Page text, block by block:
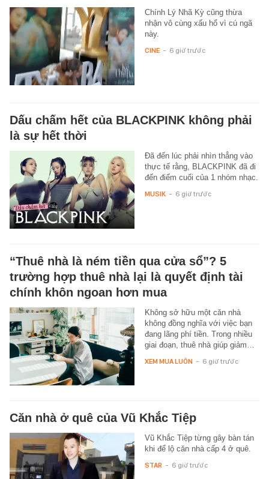
Chính Lý Nhã Kỳ cũng thừa
nhận vô cùng xấu hổ vì cú ngã
này.
CINE - 6 giờ trước
Dấu chấm hết của BLACKPINK không phải
là sự hết thời
Đã đến lúc phải nhìn thẳng vào
thực tế rằng, BLACKPINK đã đi
đến điểm cuối của 1 nhóm nhạc.
MUSIK - 6 giờ trước
“Thuê nhà là ném tiền qua cửa sổ”? 5
trường hợp thuê nhà lại là quyết định tài
chính khôn ngoan hơn mua
Không sở hữu một căn nhà
không đồng nghĩa với việc bạn
đang lãng phí tiền. Trong nhiều
giai đoạn, thuê nhà giúp giảm…
XEM MUA LUÔN - 6 giờ trước
Căn nhà ở quê của Vũ Khắc Tiệp
Vũ Khắc Tiệp từng gây bàn tán
khi để lộ căn nhà cấp 4 ở quê.
STAR - 6 giờ trước